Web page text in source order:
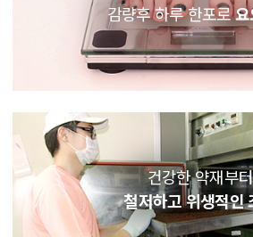
감량후 하루 한포로
건강한 약재부터
철저하고 위생적인